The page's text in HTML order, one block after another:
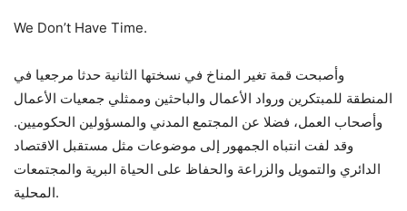
We Don’t Have Time.
وأصبحت قمة تغير المناخ في نسختها الثانية حدثا مرجعيا في
المنطقة للمبتكرين ورواد الأعمال والباحثين وممثلي جمعيات الأعمال
وأصحاب العمل، فضلا عن المجتمع المدني والمسؤولين الحكوميين.
وقد لفت انتباه الجمهور إلى موضوعات مثل مستقبل الاقتصاد
الدائري والتمويل والزراعة والحفاظ على الحياة البرية والمجتمعات
المحلية.